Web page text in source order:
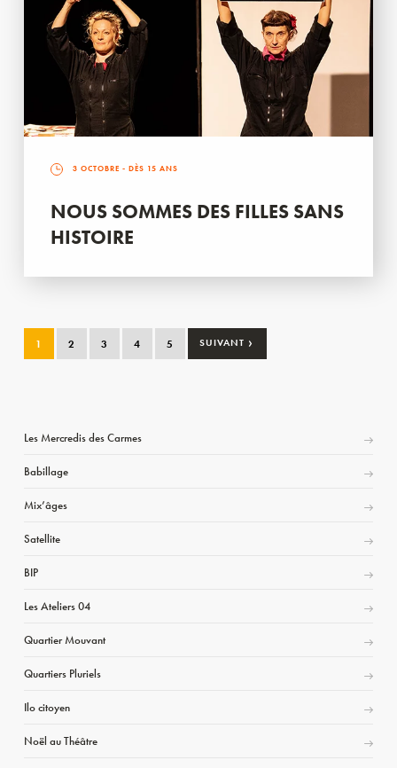
3 OCTOBRE - DÈS 15 ANS
NOUS SOMMES DES FILLES SANS
HISTOIRE
1 2 3 4 5 SUIVANT ›
Les Mercredis des Carmes
Babillage
Mix’âges
Satellite
BIP
Les Ateliers 04
Quartier Mouvant
Quartiers Pluriels
Ilo citoyen
Noël au Théâtre